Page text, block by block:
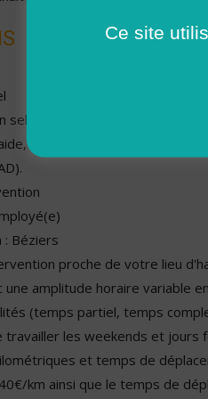
selon la catégorie de la
de l'accompagnement, des
: Béziers
proche de votre lieu
une amplitude horaire variable
(temps partiel, temps
travailler les weekends et jours
et temps de
km ainsi que le temps de
Ce site